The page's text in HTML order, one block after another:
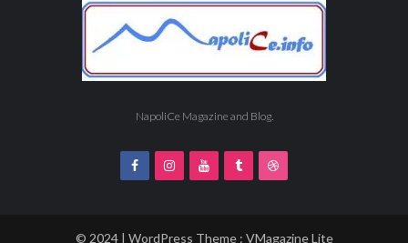
NapoliCe Magazine and Blog.
© 2024 | WordPress Theme : VMagazine Lite